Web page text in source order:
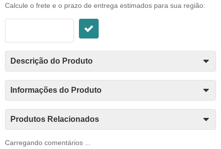
Calcule o frete e o prazo de entrega estimados para sua região:
Descrição do Produto
Informações do Produto
Produtos Relacionados
Carregando comentários ...